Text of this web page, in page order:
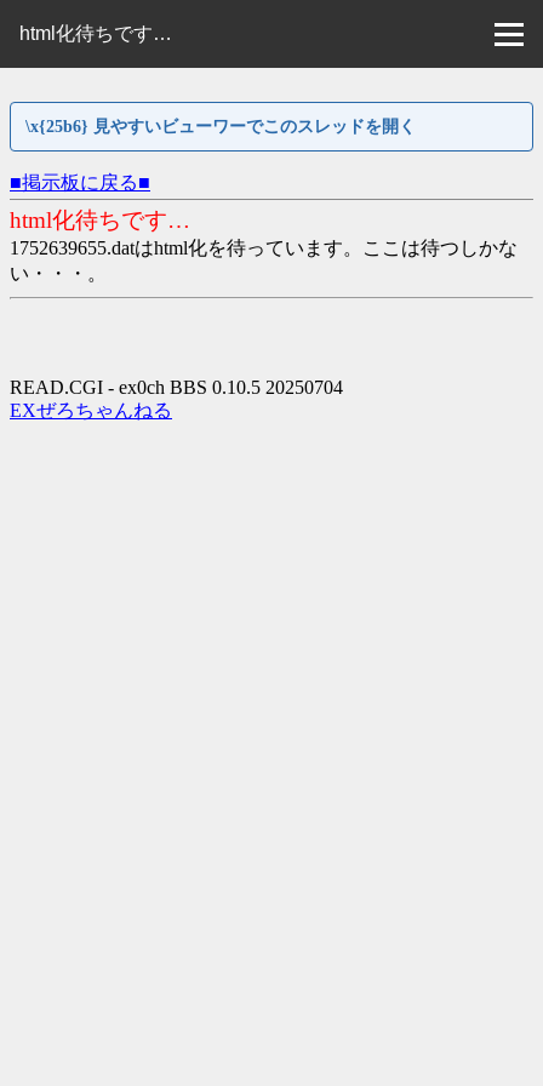
html化待ちです…
\x{25b6} 見やすいビューワーでこのスレッドを開く
■掲示板に戻る■
html化待ちです…
1752639655.datはhtml化を待っています。ここは待つしかな
い・・・。
READ.CGI - ex0ch BBS 0.10.5 20250704
EXぜろちゃんねる